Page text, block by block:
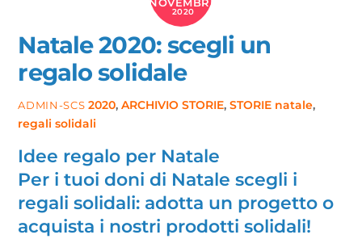
NOVEMBRE
2020
Natale 2020: scegli un
regalo solidale
ADMIN-SCS 2020,ARCHIVIO STORIE,STORIE natale,
regali solidali
Idee regalo per Natale
Per i tuoi doni di Natale scegli i
regali solidali: adotta un progetto o
acquista i nostri prodotti solidali!